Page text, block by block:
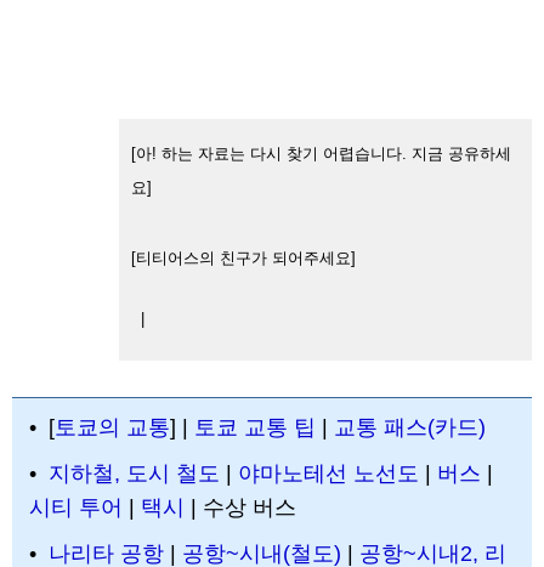
[아! 하는 자료는 다시 찾기 어렵습니다. 지금 공유하세
요]
[티티어스의 친구가 되어주세요]
• [토쿄의 교통] | 토쿄 교통 팁
교통 패스(카드)
• 지하철, 도시 철도 야마노테선 노선도 버스
시티 투어
택시
| 수상 버스
• 나리타 공항 공항~시내(철도)
공항~시내2, 리